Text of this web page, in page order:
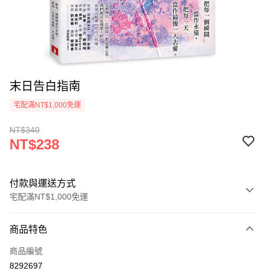
末日告白指南
宅配滿NT$1,000免運
NT$340
NT$238
付款與運送方式
宅配滿NT$1,000免運
icash Pay
信用卡一次付款
商品特色
商品編號
8292697